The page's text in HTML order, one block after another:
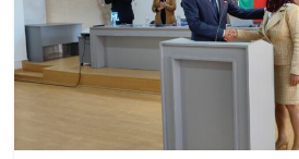
т
К
а